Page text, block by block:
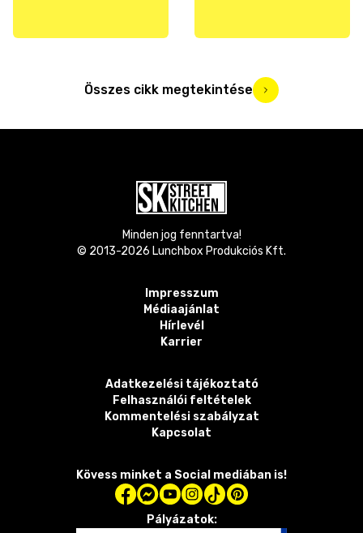
Összes cikk megtekintése
Minden jog fenntartva!
© 2013-2026 Lunchbox Produkciós Kft.
Impresszum
Médiaajánlat
Hírlevél
Karrier
Adatkezelési tájékoztató
Felhasználói feltételek
Kommentelési szabályzat
Kapcsolat
Kövess minket a Social mediában is!
Pályázatok: